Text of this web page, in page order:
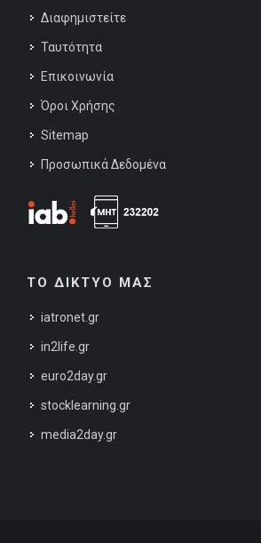
Διαφημιστείτε
Ταυτότητα
Επικοινωνία
Όροι Χρήσης
Sitemap
Προσωπικά Δεδομένα
ΤΟ ΔΙΚΤΥΟ ΜΑΣ
iatronet.gr
in2life.gr
euro2day.gr
stocklearning.gr
media2day.gr